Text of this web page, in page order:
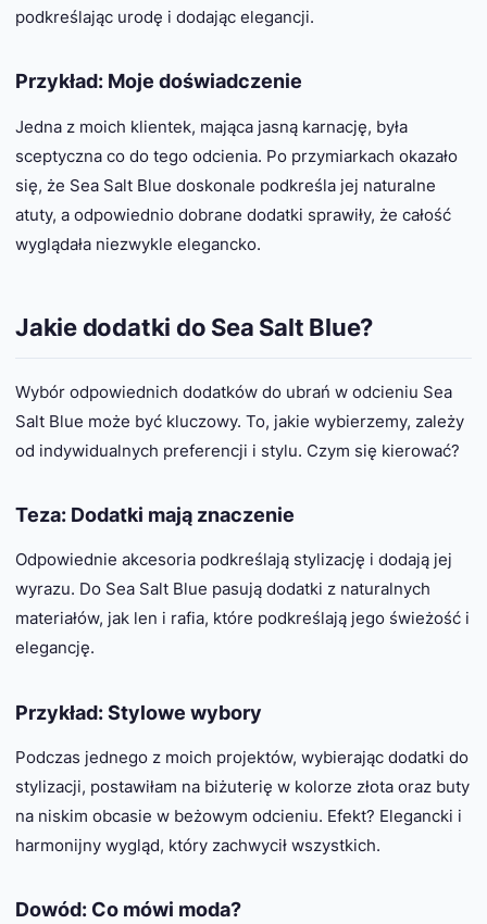
podkreślając urodę i dodając elegancji.
Przykład: Moje doświadczenie
Jedna z moich klientek, mająca jasną karnację, była
sceptyczna co do tego odcienia. Po przymiarkach okazało
się, że Sea Salt Blue doskonale podkreśla jej naturalne
atuty, a odpowiednio dobrane dodatki sprawiły, że całość
wyglądała niezwykle elegancko.
Jakie dodatki do Sea Salt Blue?
Wybór odpowiednich dodatków do ubrań w odcieniu Sea
Salt Blue może być kluczowy. To, jakie wybierzemy, zależy
od indywidualnych preferencji i stylu. Czym się kierować?
Teza: Dodatki mają znaczenie
Odpowiednie akcesoria podkreślają stylizację i dodają jej
wyrazu. Do Sea Salt Blue pasują dodatki z naturalnych
materiałów, jak len i rafia, które podkreślają jego świeżość i
elegancję.
Przykład: Stylowe wybory
Podczas jednego z moich projektów, wybierając dodatki do
stylizacji, postawiłam na biżuterię w kolorze złota oraz buty
na niskim obcasie w beżowym odcieniu. Efekt? Elegancki i
harmonijny wygląd, który zachwycił wszystkich.
Dowód: Co mówi moda?